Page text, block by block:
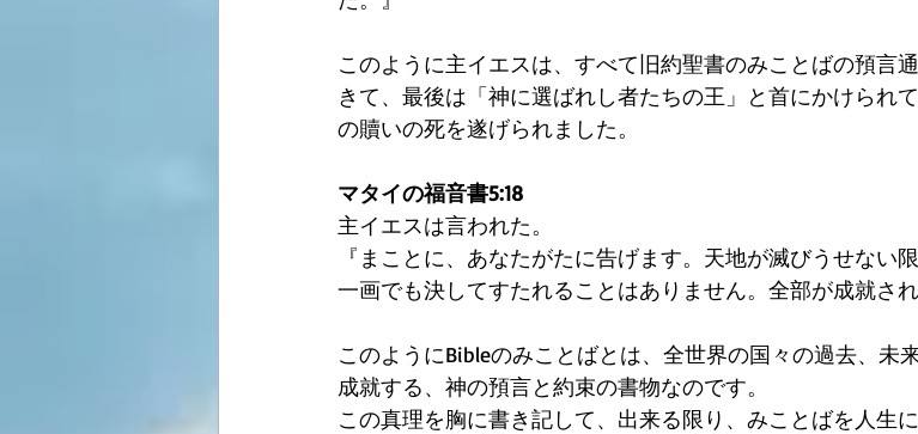
このように主イエスは、すべて旧約聖書のみことばの預言
きて、最後は「神に選ばれし者たちの王」と首にかけられ
の贖いの死を遂げられました。
マタイの福音書5:18
主イエスは言われた。
『まことに、あなたがたに告げます。天地が滅びうせない
一画でも決してすたれることはありません。全部が成就さ
このようにBibleのみことばとは、全世界の国々の過去、未
成就する、神の預言と約束の書物なのです。
この真理を胸に書き記して、出来る限り、みことばを人生